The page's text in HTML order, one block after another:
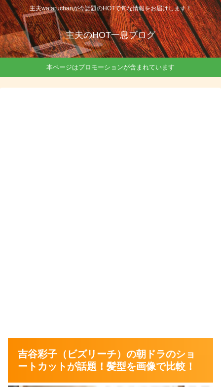
主夫wataruchanが今話題のHOTで旬な情報をお届けします！
主夫のHOT一息ブログ
本ページはプロモーションが含まれています
吉谷彩子（ビズリーチ）の朝ドラのショ
ートカットが話題！髪型を画像で比較！